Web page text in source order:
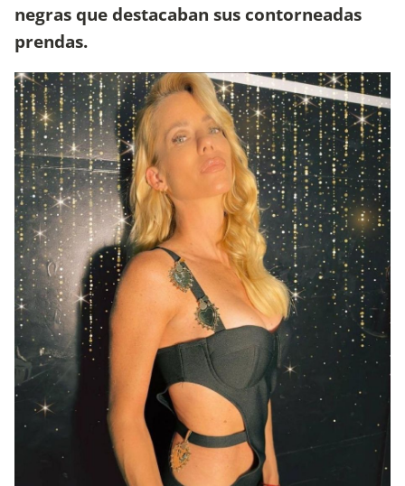
negras que destacaban sus contorneadas
prendas.